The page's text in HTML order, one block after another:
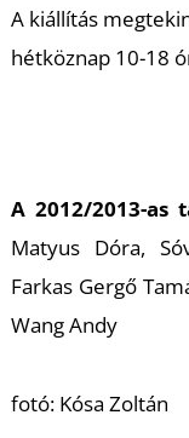
A kiállítás
hétköznap 10-18
A 2012/2013-as
Matyus Dóra,
Farkas Gergő
Wang Andy
fotó: Kósa Zoltán